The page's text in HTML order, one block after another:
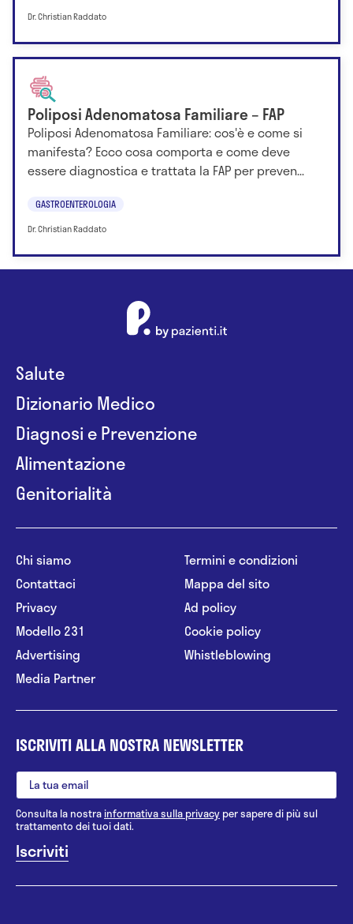
Dr. Christian Raddato
Poliposi Adenomatosa Familiare – FAP
Poliposi Adenomatosa Familiare: cos'è e come si
manifesta? Ecco cosa comporta e come deve
essere diagnostica e trattata la FAP per preven...
GASTROENTEROLOGIA
Dr. Christian Raddato
Salute
Dizionario Medico
Diagnosi e Prevenzione
Alimentazione
Genitorialità
Chi siamo
Contattaci
Privacy
Modello 231
Advertising
Media Partner
Termini e condizioni
Mappa del sito
Ad policy
Cookie policy
Whistleblowing
ISCRIVITI ALLA NOSTRA NEWSLETTER
Consulta la nostrainformativa sulla privacy per sapere di più sul
trattamento dei tuoi dati.